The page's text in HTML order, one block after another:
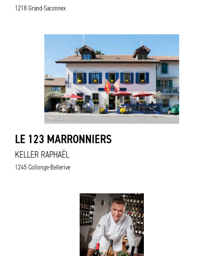
1218 Grand-Saconnex
LE 123 MARRONNIERS
KELLER RAPHAËL
1245 Collonge-Bellerive